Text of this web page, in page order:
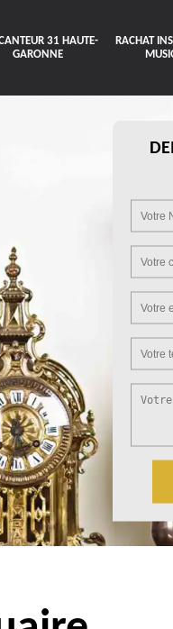
31 HAUTE-
GARONNE
RACHAT